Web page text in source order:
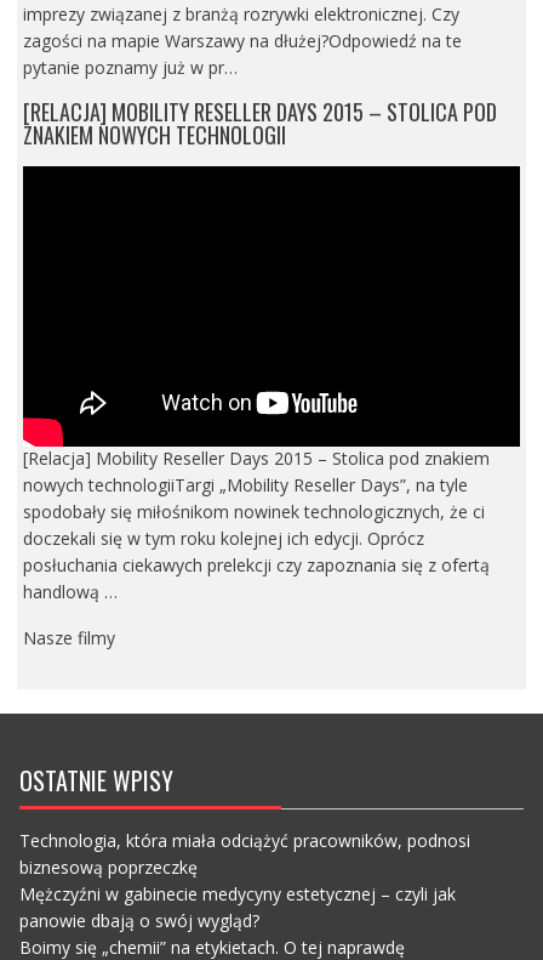
imprezy związanej z branżą rozrywki elektronicznej. Czy
zagości na mapie Warszawy na dłużej?Odpowiedź na te
pytanie poznamy już w pr…
[RELACJA] MOBILITY RESELLER DAYS 2015 – STOLICA POD
ZNAKIEM NOWYCH TECHNOLOGII
[Relacja] Mobility Reseller Days 2015 – Stolica pod znakiem
nowych technologiiTargi „Mobility Reseller Days”, na tyle
spodobały się miłośnikom nowinek technologicznych, że ci
doczekali się w tym roku kolejnej ich edycji. Oprócz
posłuchania ciekawych prelekcji czy zapoznania się z ofertą
handlową …
Nasze filmy
OSTATNIE WPISY
Technologia, która miała odciążyć pracowników, podnosi
biznesową poprzeczkę
Mężczyźni w gabinecie medycyny estetycznej – czyli jak
panowie dbają o swój wygląd?
Boimy się „chemii” na etykietach. O tej naprawdę